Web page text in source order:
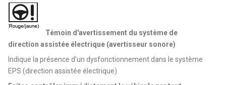
Témoin d'avertissement du système de
direction assistée électrique (avertisseur sonore)
Indique la présence d'un dysfonctionnement dans le système
EPS (direction assistée électrique)